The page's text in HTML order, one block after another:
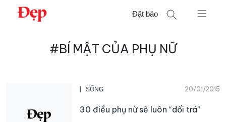
Chuyển
Đặt báo
#BÍ MẬT CỦA PHỤ NỮ
SỐNG 20/01/2015
30 điều phụ nữ sẽ luôn “dối trá”